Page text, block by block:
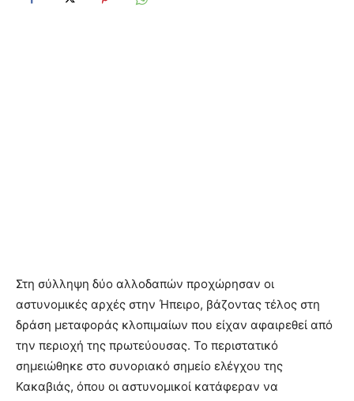
Στη σύλληψη δύο αλλοδαπών προχώρησαν οι
αστυνομικές αρχές στην Ήπειρο, βάζοντας τέλος στη
δράση μεταφοράς κλοπιμαίων που είχαν αφαιρεθεί από
την περιοχή της πρωτεύουσας. Το περιστατικό
σημειώθηκε στο συνοριακό σημείο ελέγχου της
Κακαβιάς, όπου οι αστυνομικοί κατάφεραν να